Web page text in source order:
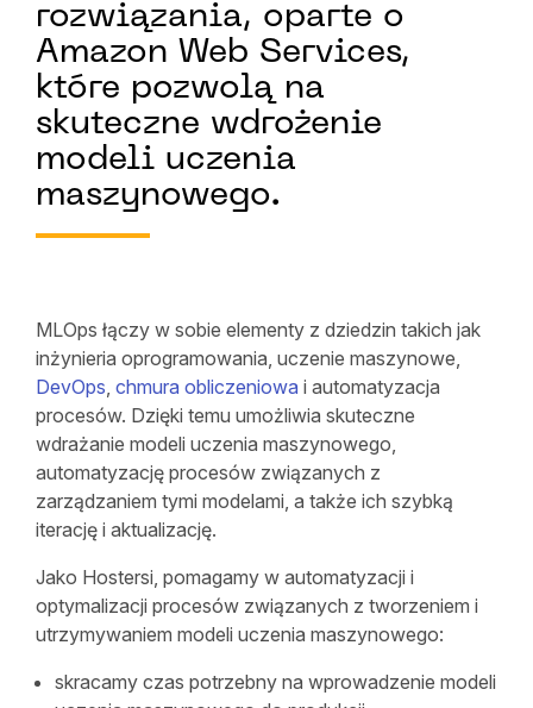
rozwiązania, oparte o
Amazon Web Services,
które pozwolą na
skuteczne wdrożenie
modeli uczenia
maszynowego.
MLOps łączy w sobie elementy z dziedzin takich jak
inżynieria oprogramowania, uczenie maszynowe,
DevOps, chmura obliczeniowa i automatyzacja
procesów. Dzięki temu umożliwia skuteczne
wdrażanie modeli uczenia maszynowego,
automatyzację procesów związanych z
zarządzaniem tymi modelami, a także ich szybką
iterację i aktualizację.
Jako Hostersi, pomagamy w automatyzacji i
optymalizacji procesów związanych z tworzeniem i
utrzymywaniem modeli uczenia maszynowego:
skracamy czas potrzebny na wprowadzenie modeli